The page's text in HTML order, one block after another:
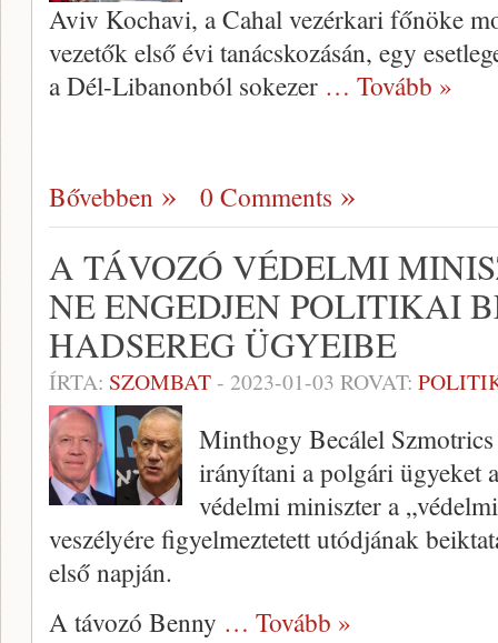
Aviv Kochavi, a Cahal vezérkari főnöke
vezetők első évi tanácskozásán, egy
a Dél-Libanonból sokezer … Tovább »
Bővebben 0 Comments
A TÁVOZÓ VÉDELMI
NE ENGEDJEN POLITIKAI
HADSEREG ÜGYEIBE
ÍRTA: SZOMBAT- 2023-01-03 ROVAT:
Minthogy Becálel
irányítani a polgári ügyeket
védelmi miniszter a
veszélyére figyelmeztetett utódjának
első napján.
A távozó Benny … Tovább »